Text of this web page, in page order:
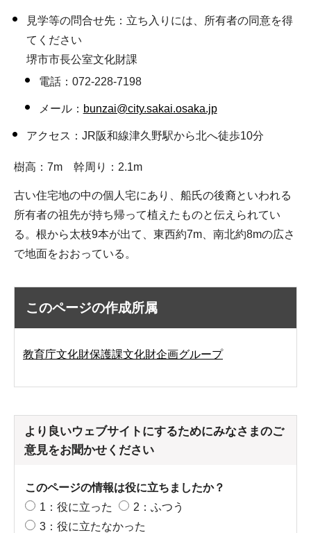
見学等の問合せ先：立ち入りには、所有者の同意を得
てください
堺市市長公室文化財課
電話：072-228-7198
メール： bunzai@city.sakai.osaka.jp
アクセス：JR阪和線津久野駅から北へ徒歩10分
樹高：7m 幹周り：2.1m
古い住宅地の中の個人宅にあり、船氏の後裔といわれる
所有者の祖先が持ち帰って植えたものと伝えられてい
る。根から太枝9本が出て、東西約7m、南北約8mの広さ
で地面をおおっている。
このページの作成所属
教育庁文化財保護課文化財企画グループ
より良いウェブサイトにするためにみなさまのご
意見をお聞かせください
このページの情報は役に立ちましたか？
1：役に立った
2：ふつう
3：役に立たなかった